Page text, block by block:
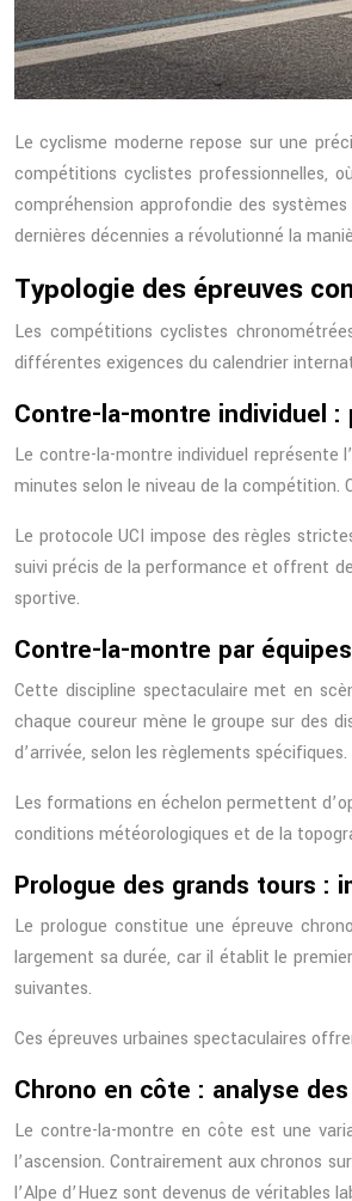
Le cyclisme moderne repose sur une
compétitions cyclistes professionnelles,
compréhension approfondie des
dernières décennies a révolutionné la
Typologie des épreuves
Les compétitions cyclistes
différentes exigences du calendrier
Contre-la-montre individuel
Le contre-la-montre individuel représente
minutes selon le niveau de la compétition.
Le protocole UCI impose des règles
suivi précis de la performance et offrent
sportive.
Contre-la-montre par
Cette discipline spectaculaire met en
chaque coureur mène le groupe sur des
d’arrivée, selon les règlements spécifiques.
Les formations en échelon permettent
conditions météorologiques et de la
Prologue des grands tours :
Le prologue constitue une épreuve
largement sa durée, car il établit le
suivantes.
Ces épreuves urbaines spectaculaires
Chrono en côte : analyse
Le contre-la-montre en côte est une
l’ascension. Contrairement aux chronos
l’Alpe d’Huez sont devenus de véritables